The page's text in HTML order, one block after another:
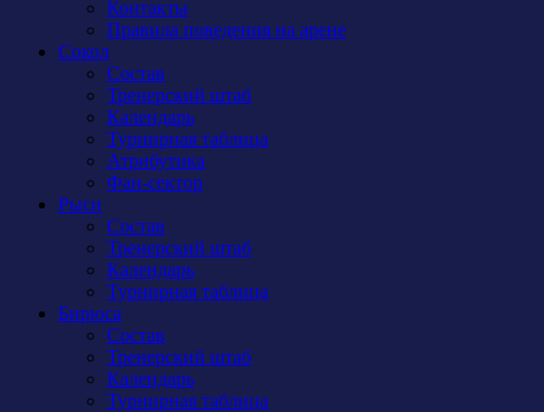
Контакты
Правила поведения на арене
Сокол
Состав
Тренерский штаб
Календарь
Турнирная таблица
Атрибутика
Фан-сектор
Рыси
Состав
Тренерский штаб
Календарь
Турнирная таблица
Бирюса
Состав
Тренерский штаб
Календарь
Турнирная таблица